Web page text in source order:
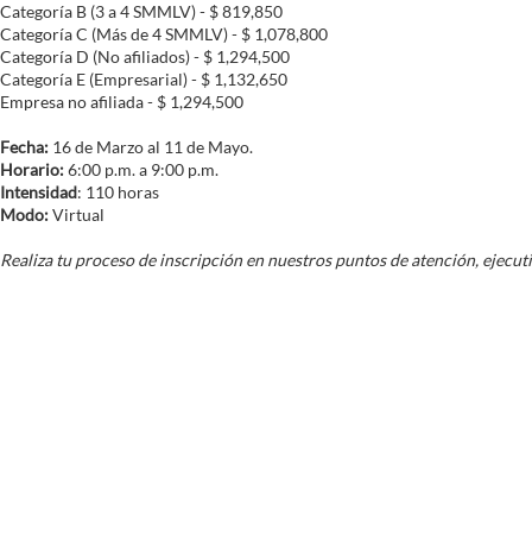
Categoría B (3 a 4 SMMLV) - $ 819,850
Categoría C (Más de 4 SMMLV) - $ 1,078,800
Categoría D (No afiliados) - $ 1,294,500
Categoría E (Empresarial) - $ 1,132,650
Empresa no afiliada - $ 1,294,500
Fecha: 16 de Marzo al 11 de Mayo.
Horario:6:00 p.m. a 9:00 p.m.
Intensidad: 110 horas
Modo:Virtual
Realiza tu proceso de inscripción en nuestros puntos de atención,